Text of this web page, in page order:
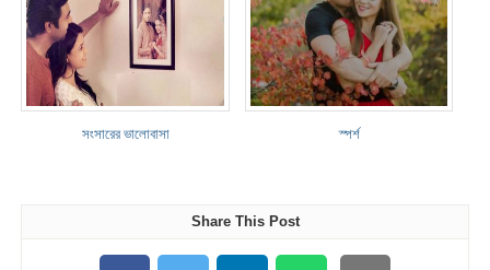
সংসারের ভালোবাসা স্পর্শ
Share This Post